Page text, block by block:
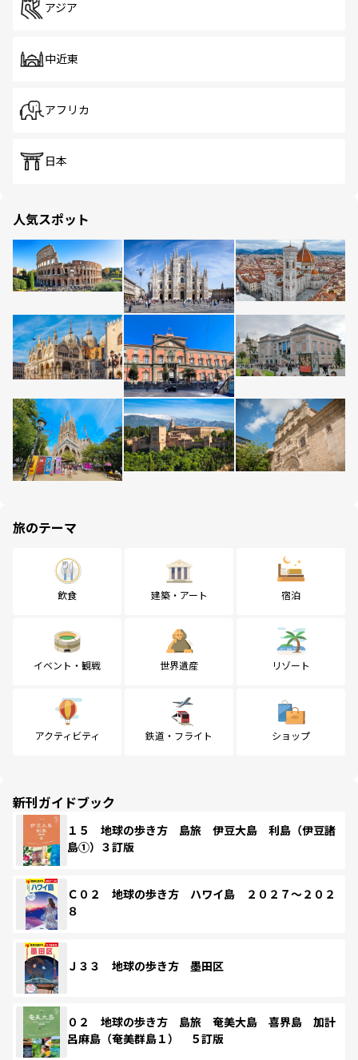
アジア
中近東
アフリカ
日本
人気スポット
旅のテーマ
飲食 建築・アート 宿泊
イベント・観戦 世界遺産 リゾート
アクティビティ 鉄道・フライト ショップ
新刊ガイドブック
１５ 地球の歩き方 島旅 伊豆大島 利島（伊豆諸
島①）３訂版
Ｃ０２ 地球の歩き方 ハワイ島 ２０２７～２０２
８
Ｊ３３ 地球の歩き方 墨田区
０２ 地球の歩き方 島旅 奄美大島 喜界島 加計
呂麻島（奄美群島１） ５訂版